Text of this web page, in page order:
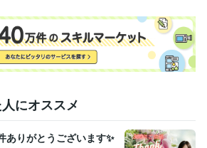
2019年12月 ~ 2023年9月
3月 ~ 2019年11月
2018年2月
りさせて頂きました☆*:.｡ ✴️
｡✨
にオススメ
ありがとうございます✨